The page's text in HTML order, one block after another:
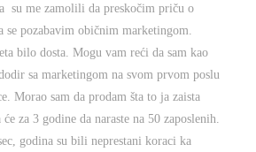
su me zamolili da preskočim priču o
se pozabavim običnim marketingom.
bilo dosta. Mogu vam reći da sam kao
sa marketingom na svom prvom poslu
Morao sam da prodam šta to ja zaista
za 3 godine da naraste na 50 zaposlenih.
godina su bili neprestani koraci ka